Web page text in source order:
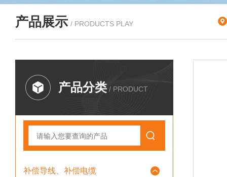
产品展示 / PRODUCTS PLAY
产品分类 / PRODUCT
补偿导线、补偿电缆